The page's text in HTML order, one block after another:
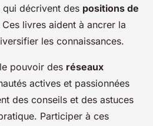
décrivent des positions de
livres aident à ancrer la
les connaissances.
pouvoir des réseaux
actives et passionnées
des conseils et des astuces
Participer à ces